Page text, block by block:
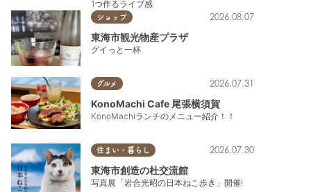
1つ作るライブ感
ショップ 2026.08.07
東海市観光物産プラザ
グイっと一杯
グルメ 2026.07.31
KonoMachi Cafe 尾張横須賀
KonoMachiランチのメニュー紹介！！
住まい・暮らし 2026.07.30
東海市創造の杜交流館
写真展「岩合光昭の日本ねこ歩き」開催!